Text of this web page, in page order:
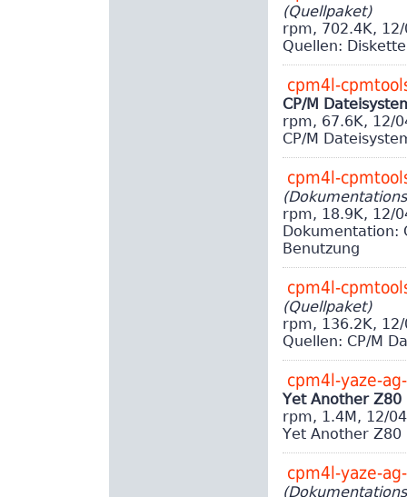
(Quellpaket)
rpm, 702.4K,
Quellen:
cpm4l-
CP/M
rpm, 67.6K, 12/
CP/M
cpm4l-
rpm, 18.9K, 12/
Dokumentation:
Benutzung
cpm4l-
(Quellpaket)
rpm, 136.2K,
Quellen: CP/M
cpm4l-yaze-
Yet Another
rpm, 1.4M, 12/
Yet Another Z80
cpm4l-yaze-